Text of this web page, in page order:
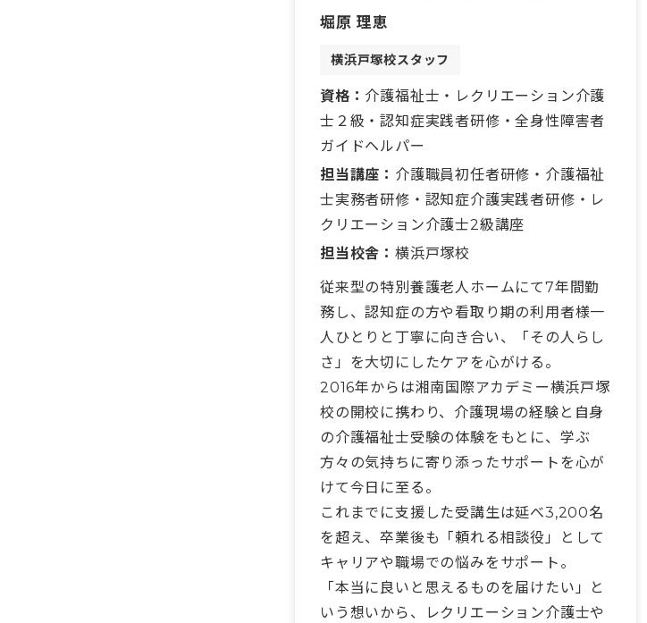
堀原 理恵
横浜戸塚校スタッフ
資格： 介護福祉士・レクリエーション介護
士２級・認知症実践者研修・全身性障害者
ガイドヘルパー
担当講座： 介護職員初任者研修・介護福祉
士実務者研修・認知症介護実践者研修・レ
クリエーション介護士2級講座
担当校舎： 横浜戸塚校
従来型の特別養護老人ホームにて7年間勤
務し、認知症の方や看取り期の利用者様一
人ひとりと丁寧に向き合い、「その人らし
さ」を大切にしたケアを心がける。
2016年からは湘南国際アカデミー横浜戸塚
校の開校に携わり、介護現場の経験と自身
の介護福祉士受験の体験をもとに、学ぶ
方々の気持ちに寄り添ったサポートを心が
けて今日に至る。
これまでに支援した受講生は延べ3,200名
を超え、卒業後も「頼れる相談役」として
キャリアや職場での悩みをサポート。
「本当に良いと思えるものを届けたい」と
いう想いから、レクリエーション介護士や